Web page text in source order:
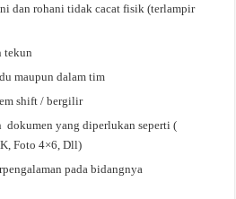
dan rohani tidak cacat fisik (terlampir
tekun
maupun dalam tim
shift / bergilir
yang diperlukan seperti (
Foto 4×6, Dll)
pada bidangnya